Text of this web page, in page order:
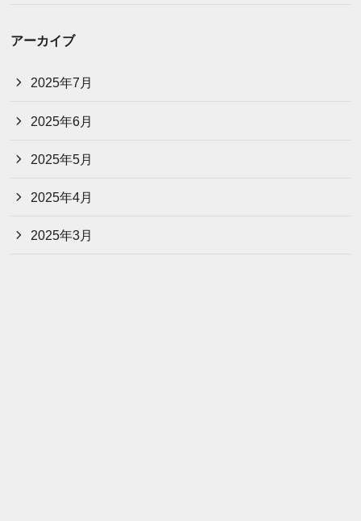
アーカイブ
2025年7月
2025年6月
2025年5月
2025年4月
2025年3月